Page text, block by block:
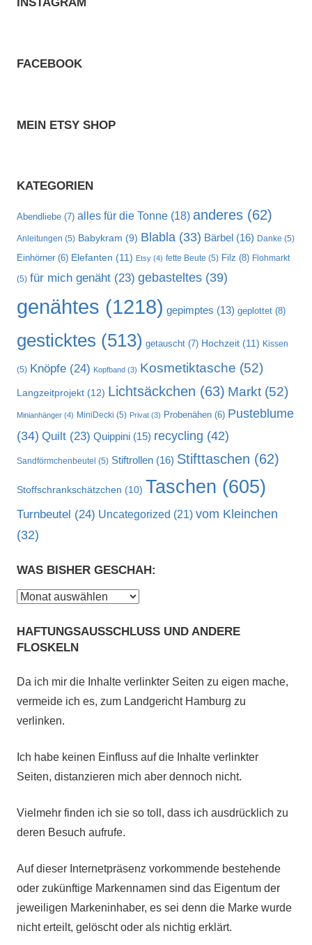
FACEBOOK
MEIN ETSY SHOP
KATEGORIEN
Abendliebe (7) alles für die Tonne (18) anderes (62)
Anleitungen (5) Babykram (9) Blabla (33) Bärbel (16) Danke (5)
Einhörner (6) Elefanten (11) Etsy (4) fette Beute (5) Filz (8) Flohmarkt
(5) für mich genäht (23) gebasteltes (39)
genähtes (1218) gepimptes (13) geplottet (8)
gesticktes (513) getauscht (7) Hochzeit (11) Kissen
(5) Knöpfe (24) Kopfband (3) Kosmetiktasche (52)
Langzeitprojekt (12) Lichtsäckchen (63) Markt (52)
Minianhänger (4) MiniDecki (5) Privat (3) Probenähen (6) Pusteblume
(34) Quilt (23) Quippini (15) recycling (42)
Sandförmchenbeutel (5) Stiftrollen (16) Stifttaschen (62)
Stoffschrankschätzchen (10) Taschen (605)
Turnbeutel (24) Uncategorized (21) vom Kleinchen
(32)
WAS BISHER GESCHAH:
Was
geschah:
HAFTUNGSAUSSCHLUSS UND ANDERE
FLOSKELN
Da ich mir die Inhalte verlinkter Seiten zu eigen mache,
vermeide ich es, zum Landgericht Hamburg zu
verlinken.
Ich habe keinen Einfluss auf die Inhalte verlinkter
Seiten, distanzieren mich aber dennoch nicht.
Vielmehr finden ich sie so toll, dass ich ausdrücklich zu
deren Besuch aufrufe.
Auf dieser Internetpräsenz vorkommende bestehende
oder zukünftige Markennamen sind das Eigentum der
jeweiligen Markeninhaber, es sei denn die Marke wurde
nicht erteilt, gelöscht oder als nichtig erklärt.